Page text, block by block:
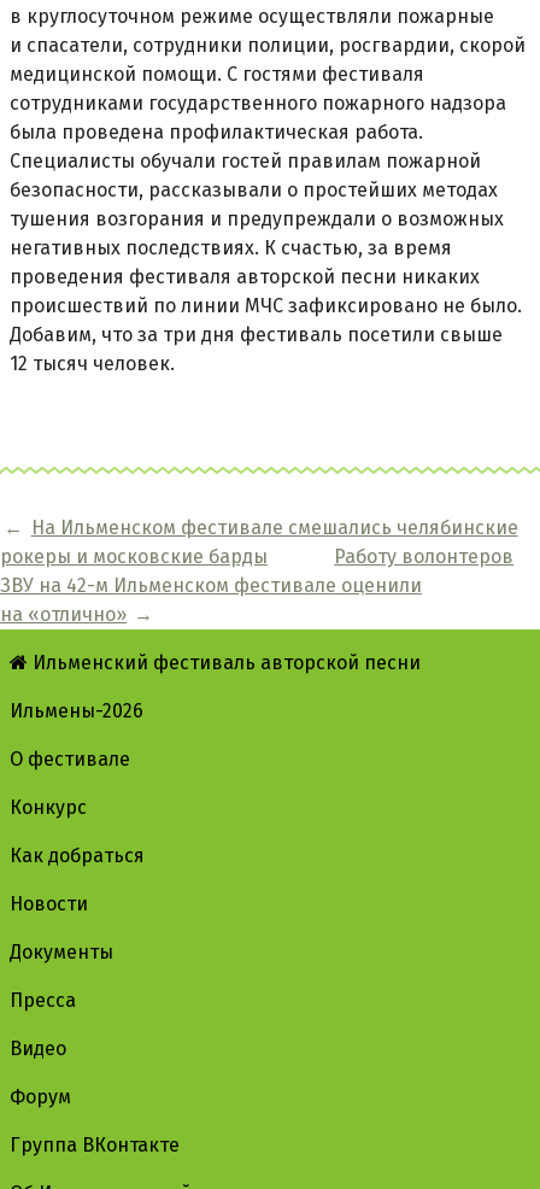
в круглосуточном режиме осуществляли пожарные
и спасатели, сотрудники полиции, росгвардии, скорой
медицинской помощи. С гостями фестиваля
сотрудниками государственного пожарного надзора
была проведена профилактическая работа.
Специалисты обучали гостей правилам пожарной
безопасности, рассказывали о простейших методах
тушения возгорания и предупреждали о возможных
негативных последствиях. К счастью, за время
проведения фестиваля авторской песни никаких
происшествий по линии МЧС зафиксировано не было.
Добавим, что за три дня фестиваль посетили свыше
12 тысяч человек.
←
На Ильменском фестивале смешались челябинские
рокеры и московские барды
Работу волонтеров
ЗВУ на 42-м Ильменском фестивале оценили
на «отлично» →
Ильменский фестиваль авторской песни
Ильмены-2026
О фестивале
Конкурс
Как добраться
Новости
Документы
Пресса
Видео
Форум
Группа ВКонтакте